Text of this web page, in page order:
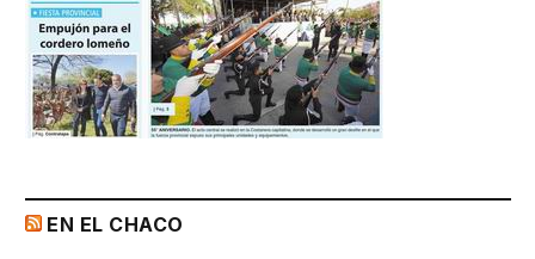
EN EL CHACO